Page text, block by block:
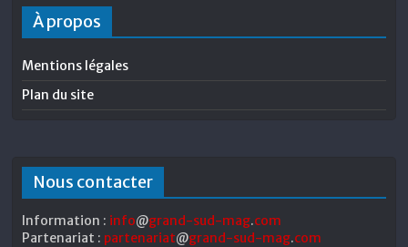
À propos
Mentions légales
Plan du site
Nous contacter
Information : info@grand-sud-mag.com
Partenariat : partenariat@grand-sud-mag.com